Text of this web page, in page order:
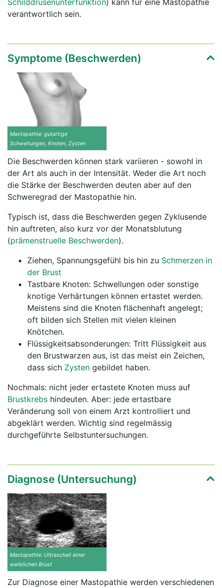
Schilddrüsenunterfunktion) kann für eine Mastopathie
verantwortlich sein.
Symptome (Beschwerden)
Mastopathie: gutartige
Schwellungen, Knoten, Zysten
Die Beschwerden können stark variieren - sowohl in
der Art als auch in der Intensität. Weder die Art noch
die Stärke der Beschwerden deuten aber auf den
Schweregrad der Mastopathie hin.
Typisch ist, dass die Beschwerden gegen Zyklusende
hin auftreten, also kurz vor der Monatsblutung
(prämenstruelle Beschwerden).
Ziehen, Spannungsgefühl bis hin zu Schmerzen in
der Brust
Tastbare Knoten: Schwellungen oder sonstige
knotige Verhärtungen können ertastet werden.
Meistens sind die Knoten flächenhaft angelegt;
oft bilden sich Stellen mit vielen kleinen
Knötchen.
Flüssigkeitsabsonderungen: Tritt Flüssigkeit aus
den Brustwarzen aus, ist das meist ein Zeichen,
dass sich Zysten gebildet haben.
Nochmals: nicht jeder ertastete Knoten muss auf
Brustkrebs hindeuten. Aber: jede ertastbare
Veränderung soll von einem Arzt kontrolliert und
abgeklärt werden. Wichtig sind regelmässig
durchgeführte Selbstuntersuchungen.
Diagnose (Untersuchung)
Mastopathie: Ultraschall einer
weiblichen Brust
Zur Diagnose einer Mastopathie werden verschiedenen